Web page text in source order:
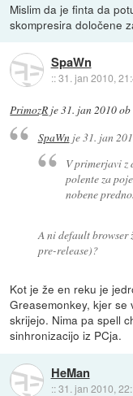
Mislim da je finta da
skompresira določene
SpaWn
::31. jan 2010,
PrimozR je31. jan 2010
SpaWnje31. jan
V primerjavi z
polente za
nobene
A ni default browser
pre-release)?
Kot je že en reku je
Greasemonkey, kjer se
skrijejo. Nima pa spell
sinhronizacijo iz PCja.
HeMan
::31. jan 2010,